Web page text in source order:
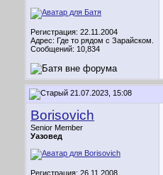
Регистрация: 22.11.2004
Адрес: Где то рядом с Зарайском.
Сообщений: 10,834
21.07.2023, 15:08
Borisovich
Senior Member
Уазовед
Регистрация: 26.11.2008